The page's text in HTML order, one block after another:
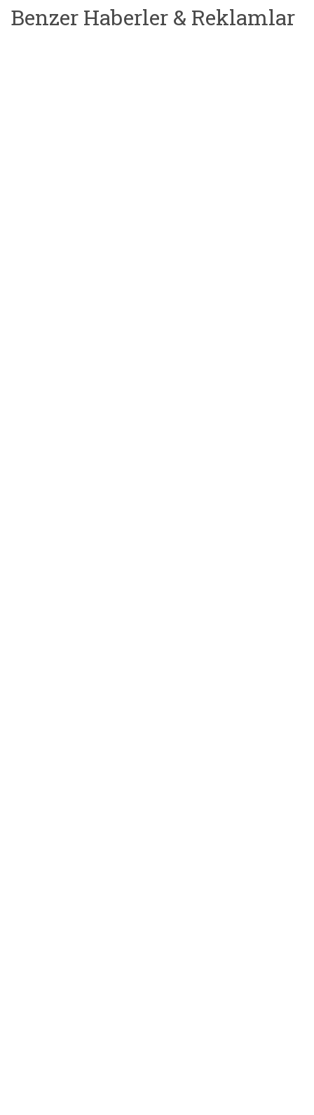
Benzer Haberler & Reklamlar